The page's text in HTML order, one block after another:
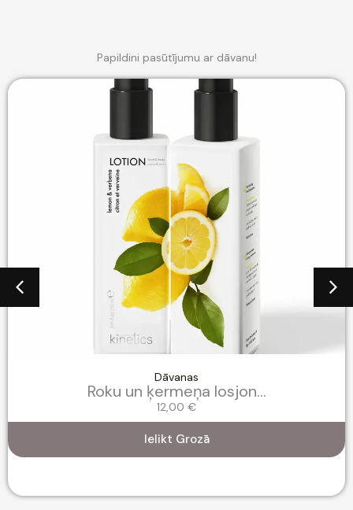
Papildini pasūtījumu ar dāvanu!
Dāvanas
Roku un ķermeņa losjon...
12,00 €
Ielikt Grozā